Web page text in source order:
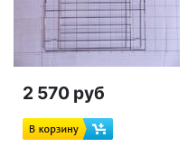
2 570 руб